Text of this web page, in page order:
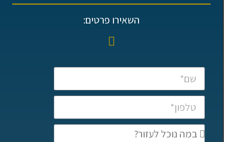
השאירו פרטים: